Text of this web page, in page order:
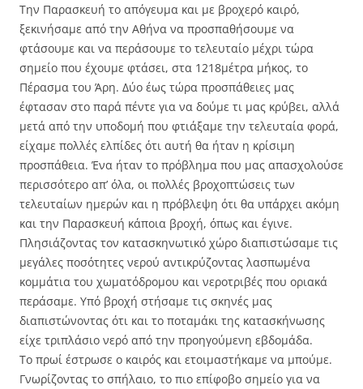
Την Παρασκευή το απόγευμα και με βροχερό καιρό,
ξεκινήσαμε από την Αθήνα να προσπαθήσουμε να
φτάσουμε και να περάσουμε το τελευταίο μέχρι τώρα
σημείο που έχουμε φτάσει, στα 1218μέτρα μήκος, το
Πέρασμα του Άρη. Δύο έως τώρα προσπάθειες μας
έφτασαν στο παρά πέντε για να δούμε τι μας κρύβει, αλλά
μετά από την υποδομή που φτιάξαμε την τελευταία φορά,
είχαμε πολλές ελπίδες ότι αυτή θα ήταν η κρίσιμη
προσπάθεια. Ένα ήταν το πρόβλημα που μας απασχολούσε
περισσότερο απ’ όλα, οι πολλές βροχοπτώσεις των
τελευταίων ημερών και η πρόβλεψη ότι θα υπάρχει ακόμη
και την Παρασκευή κάποια βροχή, όπως και έγινε.
Πλησιάζοντας τον κατασκηνωτικό χώρο διαπιστώσαμε τις
μεγάλες ποσότητες νερού αντικρύζοντας λασπωμένα
κομμάτια του χωματόδρομου και νεροτριβές που οριακά
περάσαμε. Υπό βροχή στήσαμε τις σκηνές μας
διαπιστώνοντας ότι και το ποταμάκι της κατασκήνωσης
είχε τριπλάσιο νερό από την προηγούμενη εβδομάδα.
Το πρωί έστρωσε ο καιρός και ετοιμαστήκαμε να μπούμε.
Γνωρίζοντας το σπήλαιο, το πιο επίφοβο σημείο για να